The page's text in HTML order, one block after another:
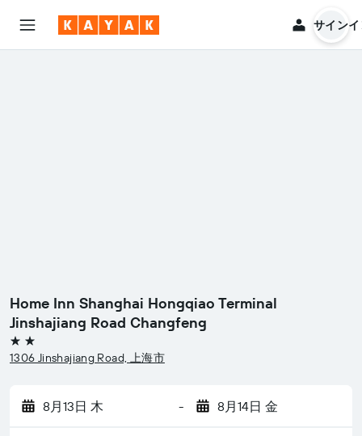
サイン
Home Inn Shanghai Hongqiao Terminal
Jinshajiang Road Changfeng
2つ星
1306 Jinshajiang Road, 上海市
8月13日 木 - 8月14日 金